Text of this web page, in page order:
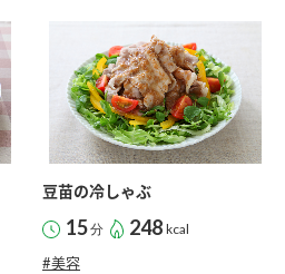
豆苗の冷しゃぶ
15分 248 kcal
#美容